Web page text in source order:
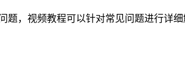
题，视频教程可以针对常见问题进行详